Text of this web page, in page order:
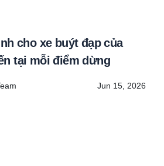
cho xe buýt đạp của
tại mỗi điểm dừng
Jun 15, 2026